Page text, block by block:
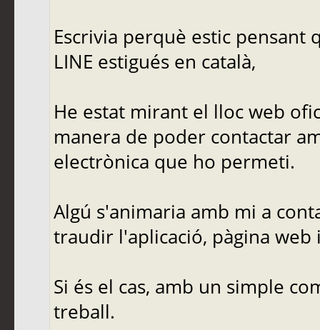
Escrivia perquè estic pensant
LINE estigués en català,
He estat mirant el lloc web
manera de poder contactar
electrònica que ho permeti.
Algú s'animaria amb mi a
traudir l'aplicació, pàgina web
Si és el cas, amb un simple
treball.